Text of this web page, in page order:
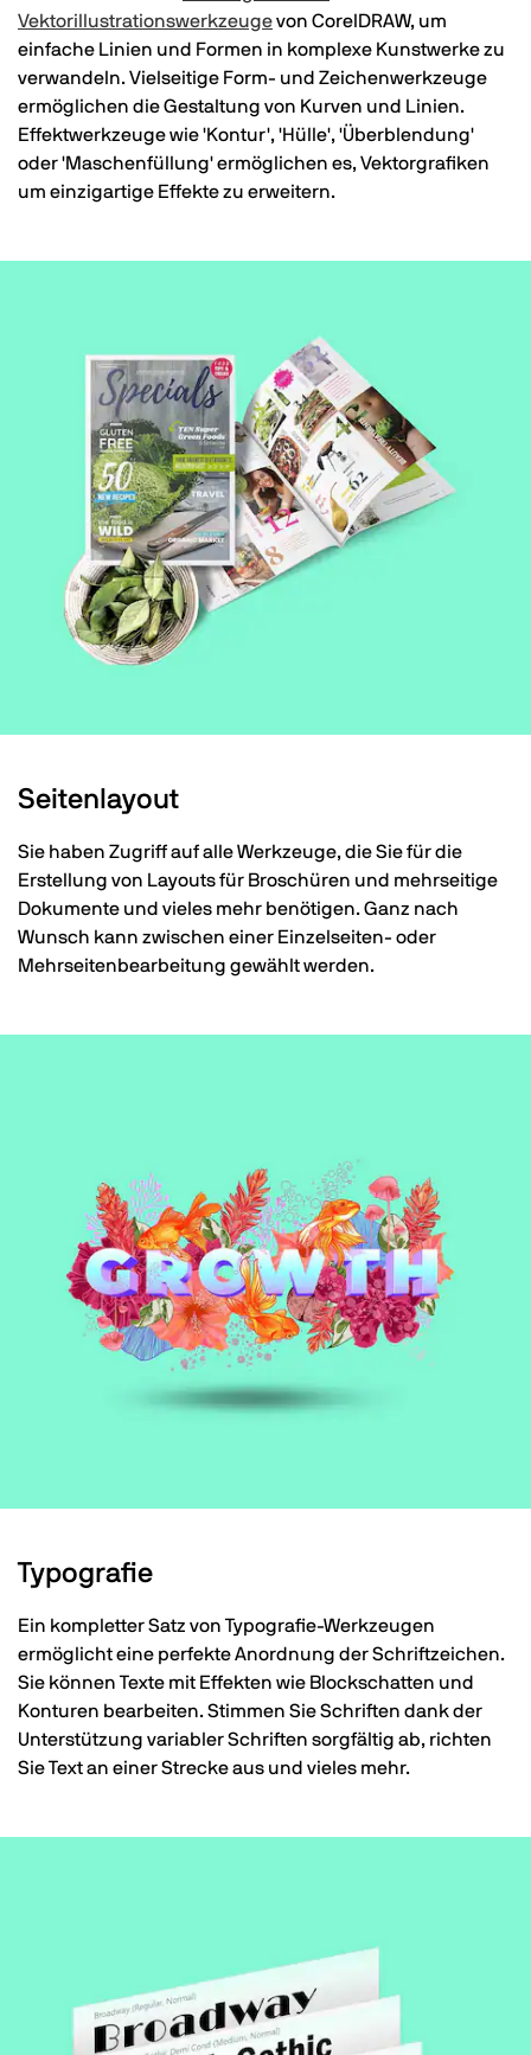
Vektorillustrationswerkzeugevon CorelDRAW, um
einfache Linien und Formen in komplexe Kunstwerke zu
verwandeln. Vielseitige Form- und Zeichenwerkzeuge
ermöglichen die Gestaltung von Kurven und Linien.
Effektwerkzeuge wie 'Kontur', 'Hülle', 'Überblendung'
oder 'Maschenfüllung' ermöglichen es, Vektorgrafiken
um einzigartige Effekte zu erweitern.
Seitenlayout
Sie haben Zugriff auf alle Werkzeuge, die Sie für die
Erstellung von Layouts für Broschüren und mehrseitige
Dokumente und vieles mehr benötigen. Ganz nach
Wunsch kann zwischen einer Einzelseiten- oder
Mehrseitenbearbeitung gewählt werden.
Typografie
Ein kompletter Satz von Typografie-Werkzeugen
ermöglicht eine perfekte Anordnung der Schriftzeichen.
Sie können Texte mit Effekten wie Blockschatten und
Konturen bearbeiten. Stimmen Sie Schriften dank der
Unterstützung variabler Schriften sorgfältig ab, richten
Sie Text an einer Strecke aus und vieles mehr.